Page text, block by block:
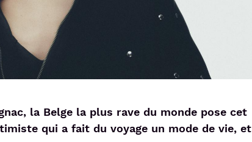
la Belge la plus rave du monde pose cet
qui a fait du voyage un mode de vie, et